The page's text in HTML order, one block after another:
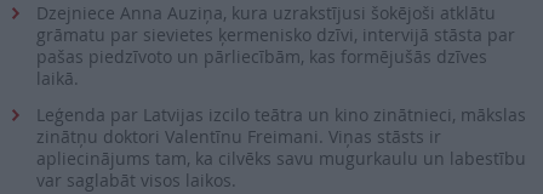
Dzejniece Anna Auziņa, kura uzrakstījusi šokējoši atklātu
grāmatu par sievietes ķermenisko dzīvi, intervijā stāsta par
pašas piedzīvoto un pārliecībām, kas formējušās dzīves
laikā.
Leģenda par Latvijas izcilo teātra un kino zinātnieci, mākslas
zinātņu doktori Valentīnu Freimani. Viņas stāsts ir
apliecinājums tam, ka cilvēks savu mugurkaulu un labestību
var saglabāt visos laikos.